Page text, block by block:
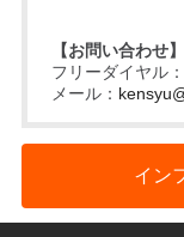
【お問い合わせ】
フリーダイヤル
メール：
イン